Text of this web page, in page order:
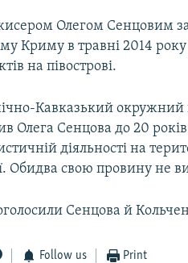
Олегом Сенцовим
Криму в травні 2014 року
на півострові.
Кавказький окружний
Олега Сенцова до 20 років
діяльності на
Обидва свою провину не
Сенцова й
Follow us Print